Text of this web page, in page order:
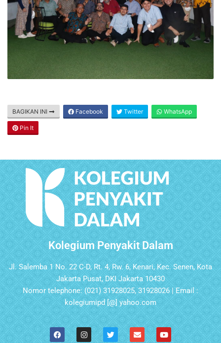
BAGIKAN INI Facebook Twitter WhatsApp
Pin It
Kolegium Penyakit Dalam
Jl. Salemba 1 No. 22 C-D, Rt. 4, Rw. 6, Kenari, Kec. Senen, Kota
Jakarta Pusat, DKI Jakarta 10430
Nomor telephone: (021) 31928025, 31928026 | Email :
kolegiumipd [@] yahoo.com